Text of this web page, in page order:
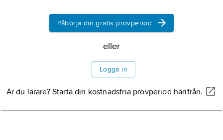
Påbörja din gratis provperiod
eller
Logga in
Är du lärare? Starta din kostnadsfria provperiod härifrån.